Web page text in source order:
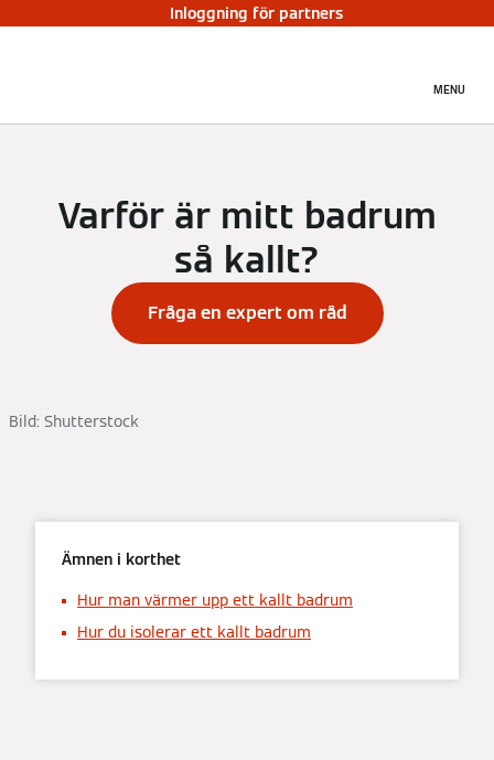
Inloggning för partners
MENU
Varför är mitt badrum
så kallt?
Fråga en expert om råd
Bild: Shutterstock
Ämnen i korthet
Hur man värmer upp ett kallt badrum
Hur du isolerar ett kallt badrum